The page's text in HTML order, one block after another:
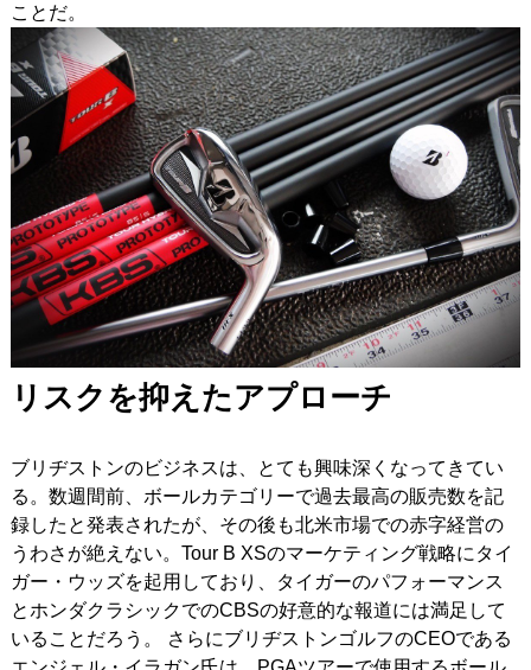
ことだ。
リスクを抑えたアプローチ
ブリヂストンのビジネスは、とても興味深くなってきてい
る。数週間前、ボールカテゴリーで過去最高の販売数を記
録したと発表されたが、その後も北米市場での赤字経営の
うわさが絶えない。Tour B XSのマーケティング戦略にタイ
ガー・ウッズを起用しており、タイガーのパフォーマンス
とホンダクラシックでのCBSの好意的な報道には満足して
いることだろう。 さらにブリヂストンゴルフのCEOである